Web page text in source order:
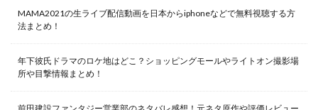
MAMA2021の生ライブ配信動画を日本からiphoneなどで無料視聴する方
法まとめ！
年下彼氏ドラマのロケ地はどこ？ショッピングモールやライトオン撮影場
所や目撃情報まとめ！